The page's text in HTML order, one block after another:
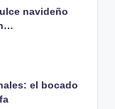
navideño
el bocado